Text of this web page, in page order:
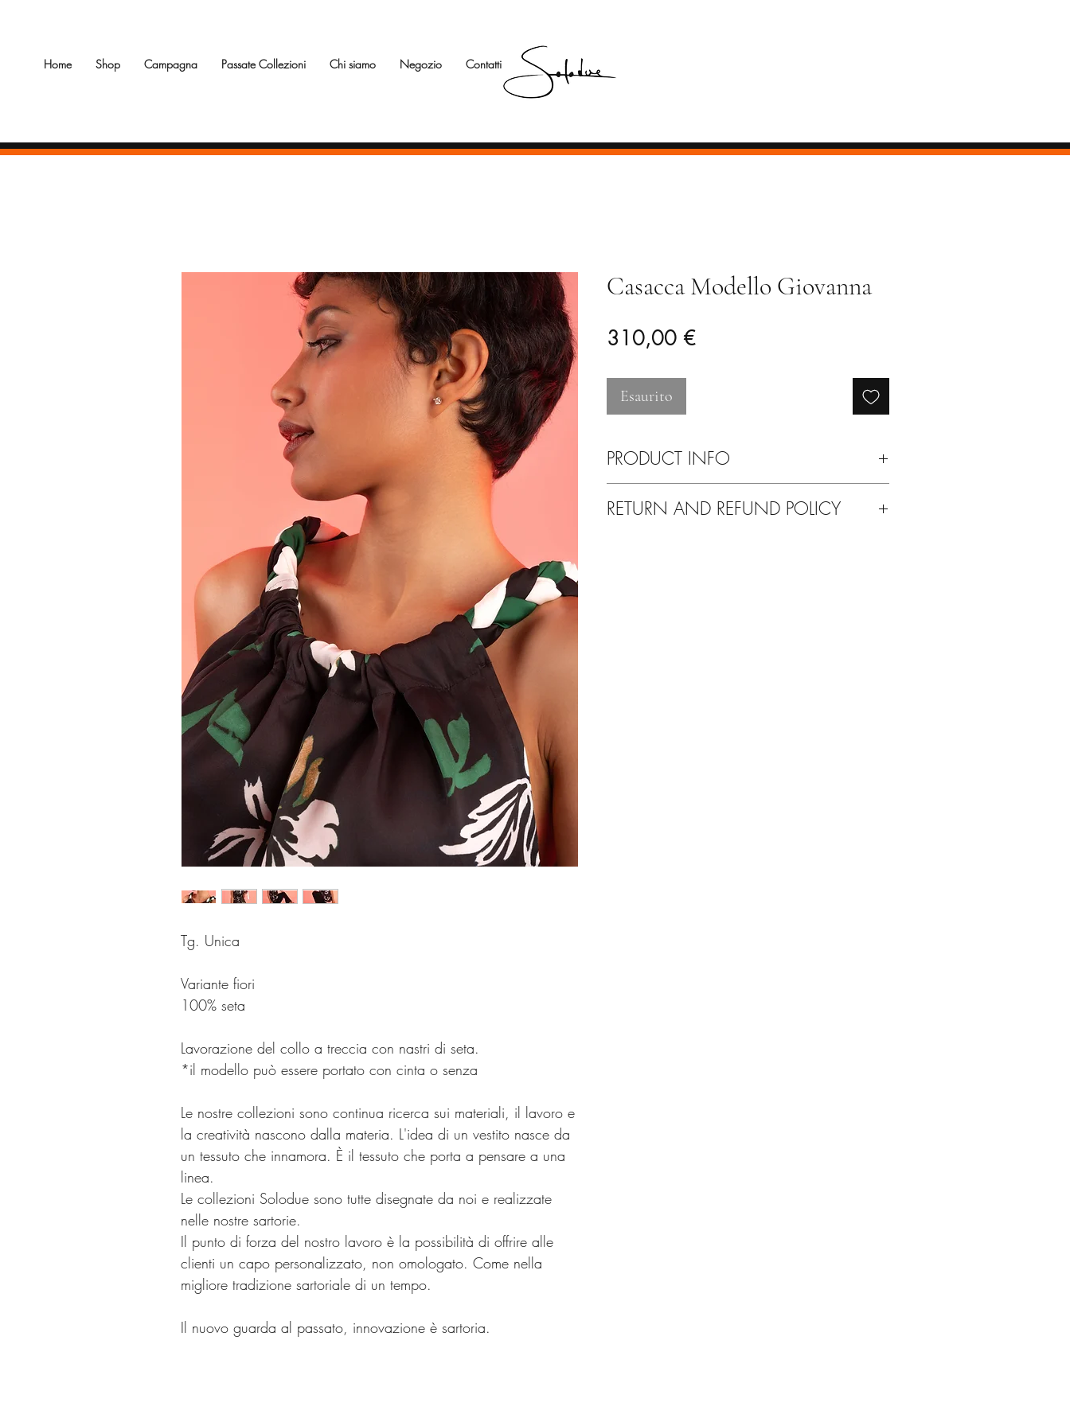
Home Shop Campagna Passate Collezioni Chi siamo Negozio Contatti
Tg. Unica
Variante fiori
100% seta
Lavorazione del collo a treccia con nastri di seta.
*il modello può essere portato con cinta o senza
Le nostre collezioni sono continua ricerca sui materiali, il lavoro e
la creatività nascono dalla materia. L'idea di un vestito nasce da
un tessuto che innamora. È il tessuto che porta a pensare a una
linea.
Le collezioni Solodue sono tutte disegnate da noi e realizzate
nelle nostre sartorie.
Il punto di forza del nostro lavoro è la possibilità di offrire alle
clienti un capo personalizzato, non omologato. Come nella
migliore tradizione sartoriale di un tempo.
Il nuovo guarda al passato, innovazione è sartoria.
Casacca Modello Giovanna
310,00 €Prezzo
Esaurito
PRODUCT INFO
RETURN AND REFUND POLICY